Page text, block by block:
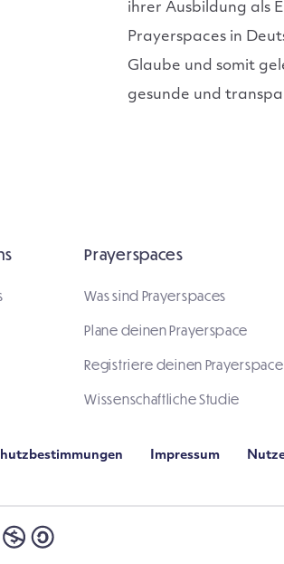
ihrer Ausbildung als
Prayerspaces in
Glaube und somit
gesunde und
Prayerspaces
Was sind Prayerspaces
Plane deinen Prayerspace
Registriere deinen Prayerspace
Wissenschaftliche Studie
Impressum